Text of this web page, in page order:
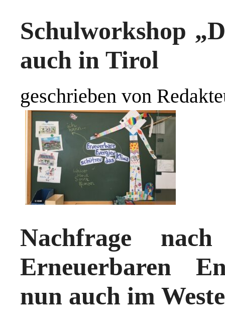
Schulworkshop
auch in Tirol
geschrieben von
Nachfrage
Erneuerbaren
nun auch im